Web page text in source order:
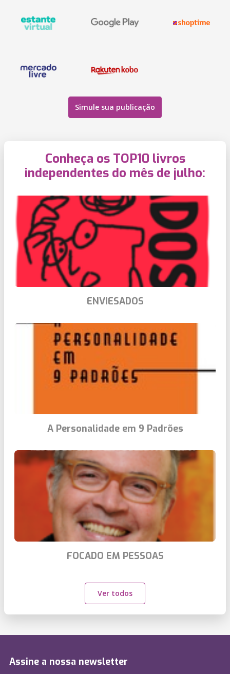
Simule sua publicação
Conheça os TOP10 livros
independentes do mês de julho:
ENVIESADOS
A Personalidade em 9 Padrões
FOCADO EM PESSOAS
Ver todos
Assine a nossa newsletter